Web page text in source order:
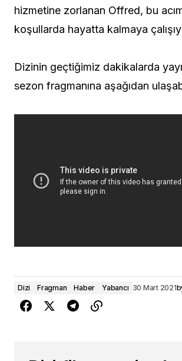
hizmetine zorlanan Offred, bu
koşullarda hayatta kalmaya
Dizinin geçtiğimiz dakikalarda
sezon fragmanına aşağıdan
Dizi Fragman Haber Yabancı 30 Mart 2021